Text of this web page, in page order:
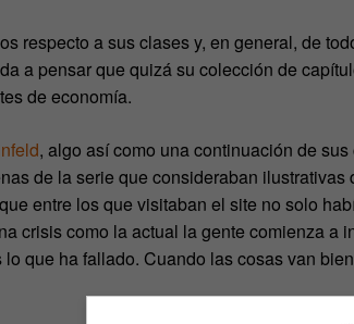
respecto a sus clases y, en general, de
a pensar que quizá su colección de
de economía.
, algo así como una continuación de
de la serie que consideraban ilustrativas
entre los que visitaban el site no solo
crisis como la actual la gente comienza a
que ha fallado. Cuando las cosas van